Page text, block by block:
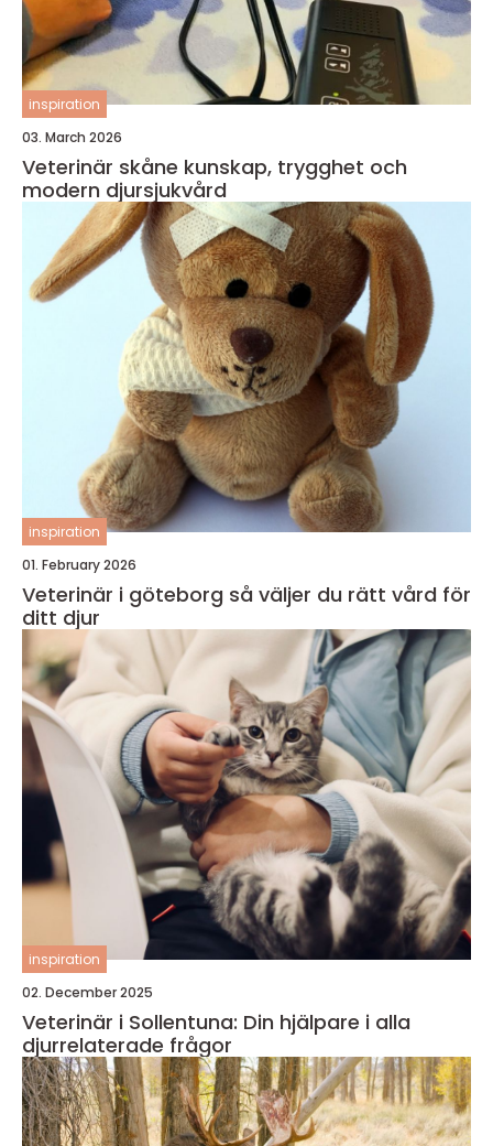
inspiration
03. March 2026
Veterinär skåne kunskap, trygghet och
modern djursjukvård
inspiration
01. February 2026
Veterinär i göteborg så väljer du rätt vård för
ditt djur
inspiration
02. December 2025
Veterinär i Sollentuna: Din hjälpare i alla
djurrelaterade frågor